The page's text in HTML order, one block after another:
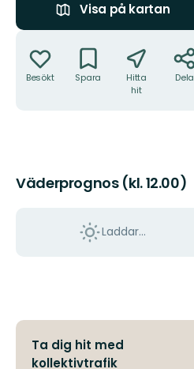
Visa på kartan
Besökt Spara
Hitta
hit
Dela
Väderprognos (kl. 12.00)
Laddar...
Ta dig hit med
kollektivtrafik